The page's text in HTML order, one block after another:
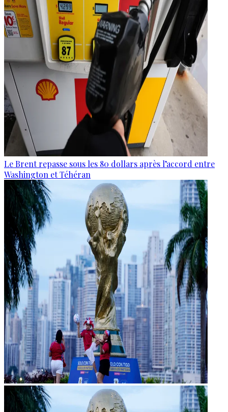
Le Brent repasse sous les 80 dollars après l’accord entre
Washington et Téhéran